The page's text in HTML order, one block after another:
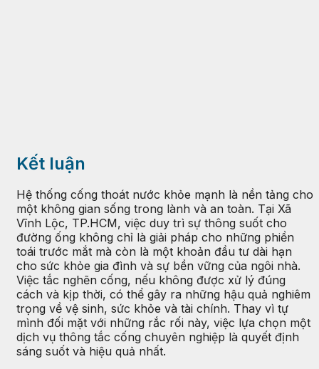
Kết luận
Hệ thống cống thoát nước khỏe mạnh là nền tảng cho
một không gian sống trong lành và an toàn. Tại Xã
Vĩnh Lộc, TP.HCM, việc duy trì sự thông suốt cho
đường ống không chỉ là giải pháp cho những phiền
toái trước mắt mà còn là một khoản đầu tư dài hạn
cho sức khỏe gia đình và sự bền vững của ngôi nhà.
Việc tắc nghẽn cống, nếu không được xử lý đúng
cách và kịp thời, có thể gây ra những hậu quả nghiêm
trọng về vệ sinh, sức khỏe và tài chính. Thay vì tự
mình đối mặt với những rắc rối này, việc lựa chọn một
dịch vụ thông tắc cống chuyên nghiệp là quyết định
sáng suốt và hiệu quả nhất.